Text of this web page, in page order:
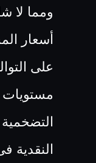
ومما لا
أسعار
على
النقدية